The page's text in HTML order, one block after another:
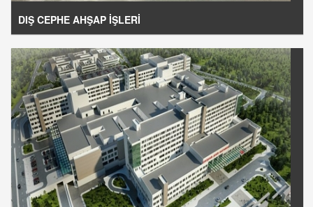
DIŞ CEPHE AHŞAP İŞLERİ